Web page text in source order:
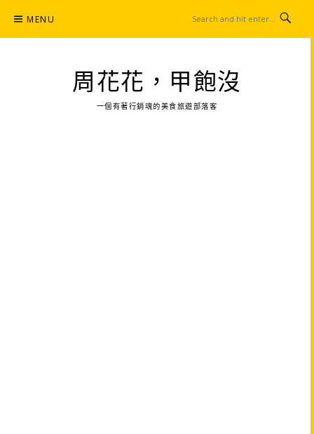
content
MENU
周花花，甲飽沒
一個有著行銷魂的美食旅遊部落客